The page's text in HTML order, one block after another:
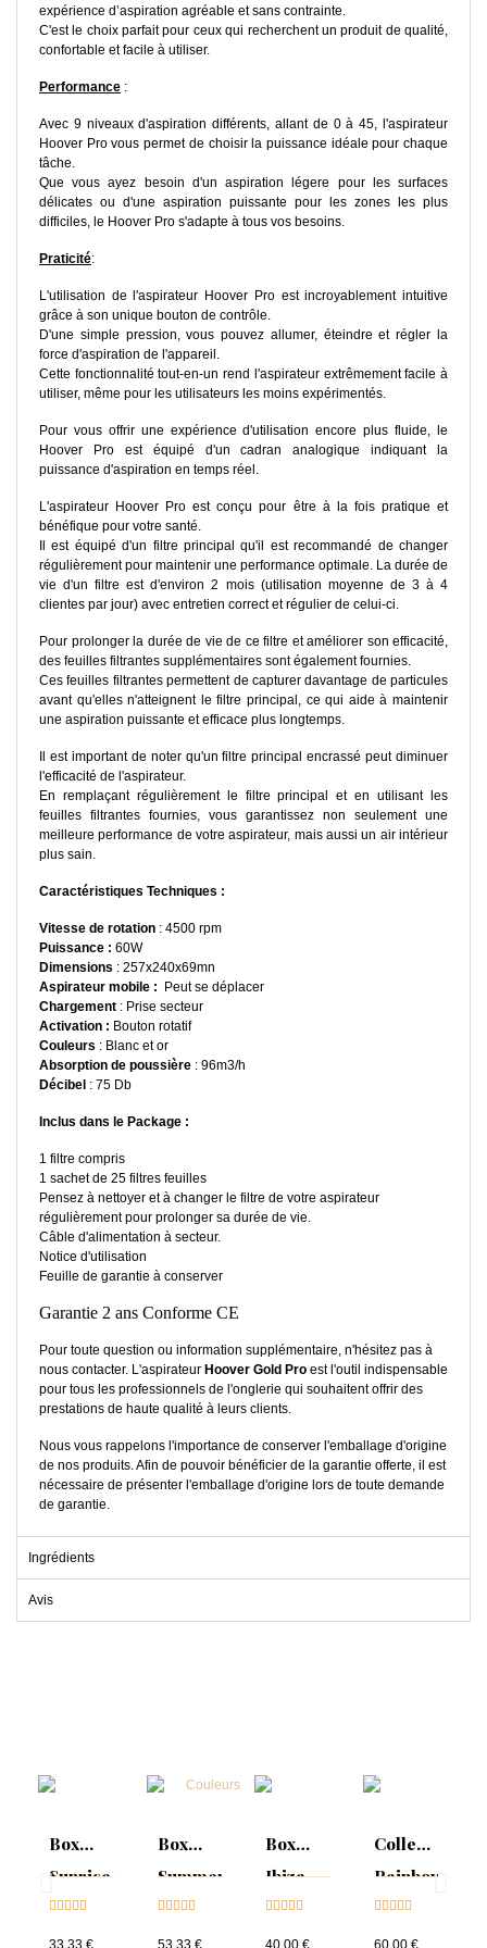
expérience d’aspiration agréable et sans contrainte.
C'est le choix parfait pour ceux qui recherchent un produit de qualité,
confortable et facile à utiliser.
Performance :
Avec 9 niveaux d'aspiration différents, allant de 0 à 45, l'aspirateur
Hoover Pro vous permet de choisir la puissance idéale pour chaque
tâche.
Que vous ayez besoin d'un aspiration légere pour les surfaces
délicates ou d'une aspiration puissante pour les zones les plus
difficiles, le Hoover Pro s'adapte à tous vos besoins.
Praticité:
L'utilisation de l'aspirateur Hoover Pro est incroyablement intuitive
grâce à son unique bouton de contrôle.
D'une simple pression, vous pouvez allumer, éteindre et régler la
force d'aspiration de l'appareil.
Cette fonctionnalité tout-en-un rend l'aspirateur extrêmement facile à
utiliser, même pour les utilisateurs les moins expérimentés.
Pour vous offrir une expérience d'utilisation encore plus fluide, le
Hoover Pro est équipé d'un cadran analogique indiquant la
puissance d'aspiration en temps réel.
L'aspirateur Hoover Pro est conçu pour être à la fois pratique et
bénéfique pour votre santé.
Il est équipé d'un filtre principal qu'il est recommandé de changer
régulièrement pour maintenir une performance optimale. La durée de
vie d'un filtre est d'environ 2 mois (utilisation moyenne de 3 à 4
clientes par jour) avec entretien correct et régulier de celui-ci.
Pour prolonger la durée de vie de ce filtre et améliorer son efficacité,
des feuilles filtrantes supplémentaires sont également fournies.
Ces feuilles filtrantes permettent de capturer davantage de particules
avant qu'elles n'atteignent le filtre principal, ce qui aide à maintenir
une aspiration puissante et efficace plus longtemps.
Il est important de noter qu'un filtre principal encrassé peut diminuer
l'efficacité de l'aspirateur.
En remplaçant régulièrement le filtre principal et en utilisant les
feuilles filtrantes fournies, vous garantissez non seulement une
meilleure performance de votre aspirateur, mais aussi un air intérieur
plus sain.
Caractéristiques Techniques :
Vitesse de rotation : 4500 rpm
Puissance : 60W
Dimensions : 257x240x69mn
Aspirateur mobile :
Peut se déplacer
Chargement : Prise secteur
Activation : Bouton rotatif
Couleurs : Blanc et or
Absorption de poussière : 96m3/h
Décibel : 75 Db
Inclus dans le Package :
1 filtre compris
1 sachet de 25 filtres feuilles
Pensez à nettoyer et à changer le filtre de votre aspirateur
régulièrement pour prolonger sa durée de vie.
Câble d'alimentation à secteur.
Notice d'utilisation
Feuille de garantie à conserver
Garantie 2 ans Conforme CE
Pour toute question ou information supplémentaire, n'hésitez pas à
nous contacter. L'aspirateur Hoover Gold Pro est l'outil indispensable
pour tous les professionnels de l'onglerie qui souhaitent offrir des
prestations de haute qualité à leurs clients.
Nous vous rappelons l'importance de conserver l'emballage d'origine
de nos produits. Afin de pouvoir bénéficier de la garantie offerte, il est
nécessaire de présenter l'emballage d'origine lors de toute demande
de garantie.
Ingrédients
Avis
Box
Sunrise
Collection
& Tips

33,33 €
Box
Summer
Mood :
ON

53,33 €
Box
Ibiza
Collection
& Tips

40,00 €
Collection
Rainbow
Tips &
nuancier

60,00 €